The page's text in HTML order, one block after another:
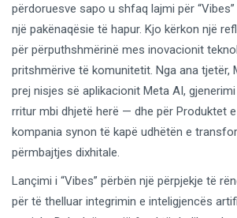
përdoruesve sapo u shfaq lajmi për
një pakënaqësie të hapur. Kjo kërkon një
për përputhshmërinë mes inovacionit
pritshmërive të komunitetit. Nga ana tjetër,
prej nisjes së aplikacionit Meta AI,
rritur mbi dhjetë herë — dhe për Produktet e
kompania synon të kapë udhëtën e
përmbajtjes dixhitale.
Lançimi i “Vibes” përbën një përpjekje të
për të thelluar integrimin e inteligjencës